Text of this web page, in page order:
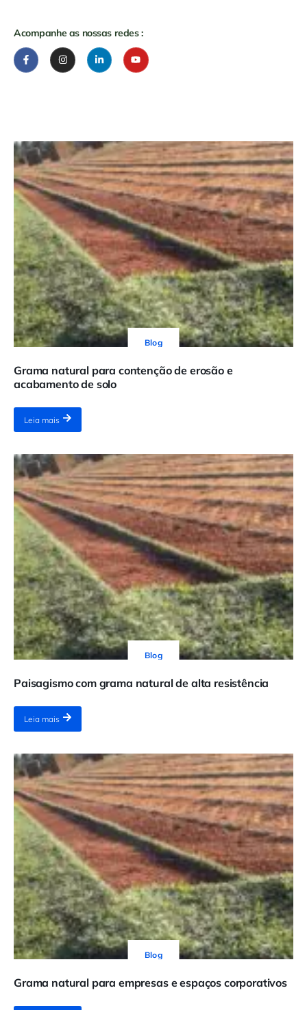
Acompanhe as nossas redes :
Blog
Grama natural para contenção de erosão e
acabamento de solo
Leia mais
Blog
Paisagismo com grama natural de alta resistência
Leia mais
Blog
Grama natural para empresas e espaços corporativos